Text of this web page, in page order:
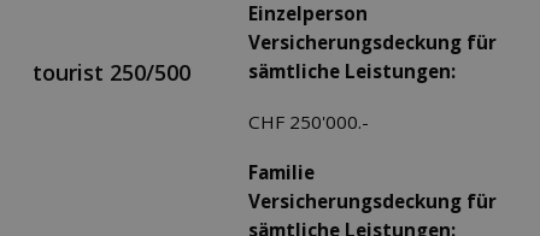
tourist 250/500
Einzelperson
Versicherungsdeckung für
sämtliche Leistungen:
CHF 250'000.-
Familie
Versicherungsdeckung für
sämtliche Leistungen: